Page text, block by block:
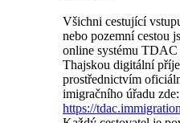
Všichni cestující
nebo pozemní cestou
online systému
Thajskou digitální
prostřednictvím
imigračního úřadu zde:
https://